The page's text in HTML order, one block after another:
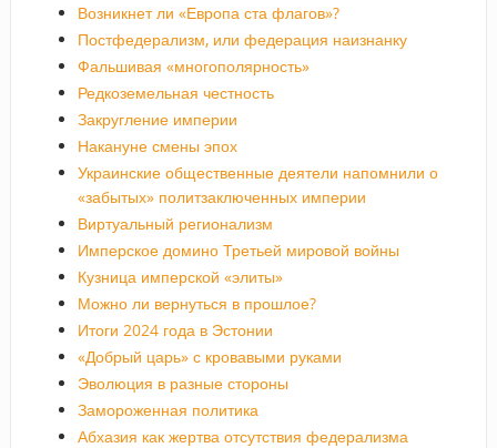
Возникнет ли «Европа ста флагов»?
Постфедерализм, или федерация наизнанку
Фальшивая «многополярность»
Редкоземельная честность
Закругление империи
Накануне смены эпох
Украинские общественные деятели напомнили о
«забытых» политзаключенных империи
Виртуальный регионализм
Имперское домино Третьей мировой войны
Кузница имперской «элиты»
Можно ли вернуться в прошлое?
Итоги 2024 года в Эстонии
«Добрый царь» с кровавыми руками
Эволюция в разные стороны
Замороженная политика
Абхазия как жертва отсутствия федерализма